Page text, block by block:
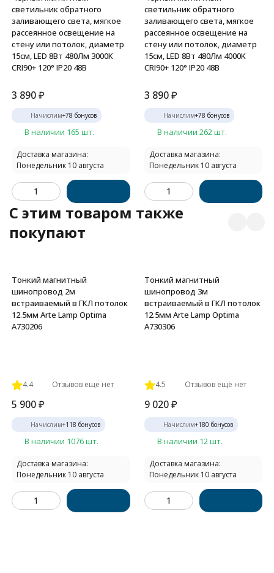
светильник обратного
заливающего света, мягкое
рассеянное освещение на
стену или потолок, диаметр
15см, LED 8Вт 480Лм 3000K
CRI90+ 120° IP20 48В
3 890₽
Начислим+78 бонусов
В наличии 165 шт.
Доставка магазина:
Понедельник 10 августа
светильник обратного
заливающего света, мягкое
рассеянное освещение на
стену или потолок, диаметр
15см, LED 8Вт 480Лм 4000K
CRI90+ 120° IP20 48В
3 890 ₽
Начислим+78 бонусов
В наличии 262 шт.
Доставка магазина:
Понедельник 10 августа
C этим товаром также
покупают
Тонкий магнитный
шинопровод 2м
встраиваемый в ГКЛ потолок
12.5мм Arte Lamp Optima
A730206
4.4 Отзывов ещё нет
5 900₽
Начислим+118 бонусов
В наличии 1076 шт.
Доставка магазина:
Понедельник 10 августа
Тонкий магнитный
шинопровод 3м
встраиваемый в ГКЛ потолок
12.5мм Arte Lamp Optima
A730306
4.5 Отзывов ещё нет
9 020 ₽
Начислим+180 бонусов
В наличии 12 шт.
Доставка магазина:
Понедельник 10 августа